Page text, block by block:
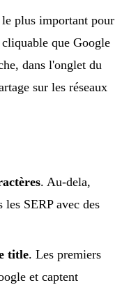
plus important pour
que Google
dans l'onglet du
sur les réseaux
. Au-dela,
SERP avec des
title. Les premiers
et captent